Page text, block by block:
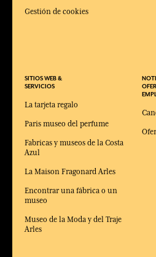
Gestión de cookies
SITIOS WEB &
SERVICIOS
La tarjeta regalo
Paris museo del perfume
Fabricas y museos de la Costa
Azul
La Maison Fragonard Arles
Encontrar una fábrica o un
museo
Museo de la Moda y del Traje
Arles